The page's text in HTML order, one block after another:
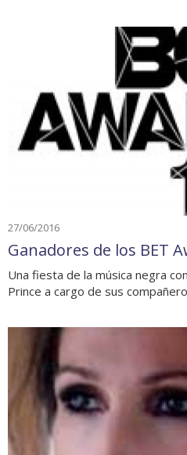
27/06/2016
Ganadores de los BET
Una fiesta de la música negra
Prince a cargo de sus